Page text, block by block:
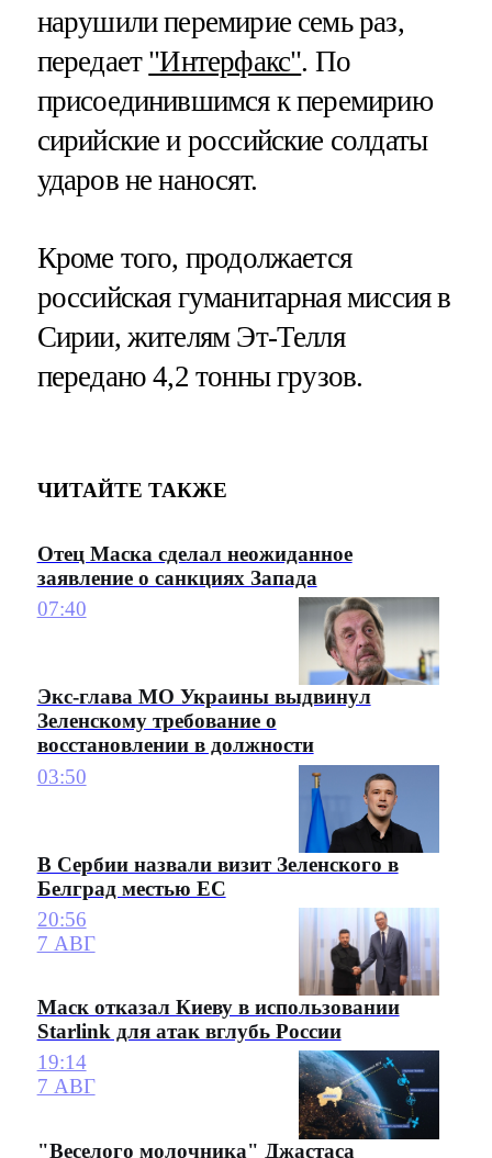
нарушили перемирие семь раз,
передает "Интерфакс". По
присоединившимся к перемирию
сирийские и российские солдаты
ударов не наносят.
Кроме того, продолжается
российская гуманитарная миссия в
Сирии, жителям Эт-Телля
передано 4,2 тонны грузов.
ЧИТАЙТЕ ТАКЖЕ
Отец Маска сделал неожиданное
заявление о санкциях Запада
07:40
Экс-глава МО Украины выдвинул
Зеленскому требование о
восстановлении в должности
03:50
В Сербии назвали визит Зеленского в
Белград местью ЕС
20:56
7 АВГ
Маск отказал Киеву в использовании
Starlink для атак вглубь России
19:14
7 АВГ
"Веселого молочника" Джастаса